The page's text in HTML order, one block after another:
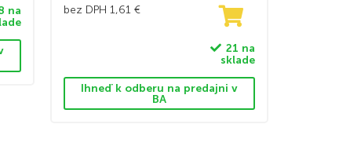
na
bez DPH1,61€
21 na
sklade
Ihneď k odberu na predajni v
BA